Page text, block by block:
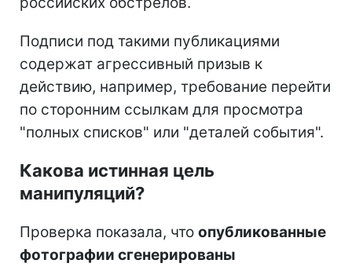
Подписи под такими публикациями
содержат агрессивный призыв к
действию, например, требование перейти
по сторонним ссылкам для просмотра
"полных списков" или "деталей события".
Какова истинная цель
манипуляций?
Проверка показала, что опубликованные
фотографии сгенерированы